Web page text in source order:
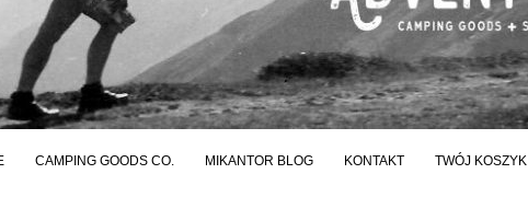
CAMPING GOODS CO. MIKANTOR BLOG KONTAKT TWÓJ KOSZYK